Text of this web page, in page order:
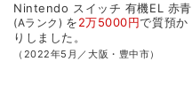
Nintendo スイッチ 有機EL 赤青
Aランク を2万5000円で質預か
り しました。
（2022年5月／大阪・豊中市）